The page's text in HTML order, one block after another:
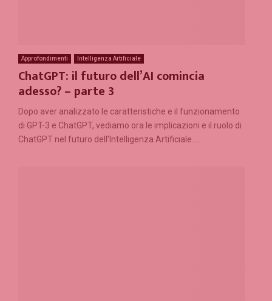
Approfondimenti Intelligenza Artificiale
ChatGPT: il futuro dell’AI comincia
adesso? – parte 3
Dopo aver analizzato le caratteristiche e il funzionamento
di GPT-3 e ChatGPT, vediamo ora le implicazioni e il ruolo di
ChatGPT nel futuro dell’Intelligenza Artificiale....